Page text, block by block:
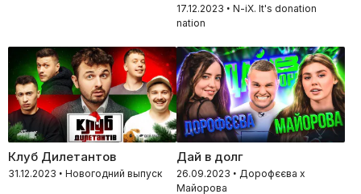
17.12.2023 • N-iX. It's donation
nation
Клуб Дилетантов
31.12.2023 • Новогодний выпуск
Дай в долг
26.09.2023 • Дорофєєва x
Майорова